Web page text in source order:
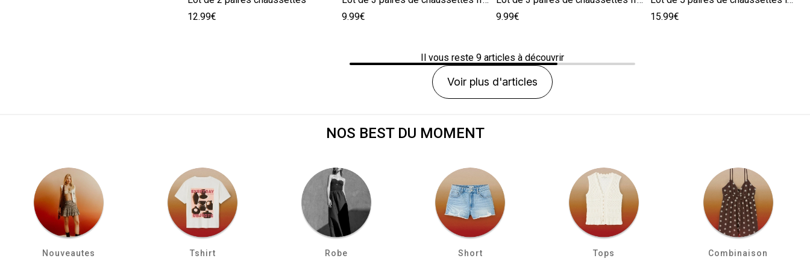
12.99€
9.99€
9.99€
15.99€
Il vous reste 9 articles à découvrir
Voir plus d'articles
NOS BEST DU MOMENT
Nouveautes Tshirt Robe Short Tops Combinaison